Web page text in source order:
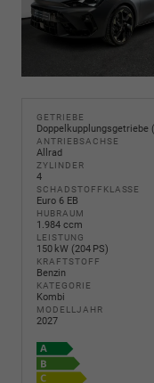
GETRIEBE
Doppelkupplungsgetriebe
ANTRIEBSACHSE
Allrad
ZYLINDER
4
SCHADSTOFFKLASSE
Euro 6 EB
HUBRAUM
1.984 ccm
LEISTUNG
150 kW (204 PS)
KRAFTSTOFF
Benzin
KATEGORIE
Kombi
MODELLJAHR
2027